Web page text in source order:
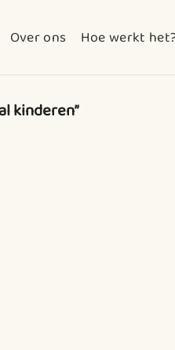
Over ons Hoe werkt
kinderen”